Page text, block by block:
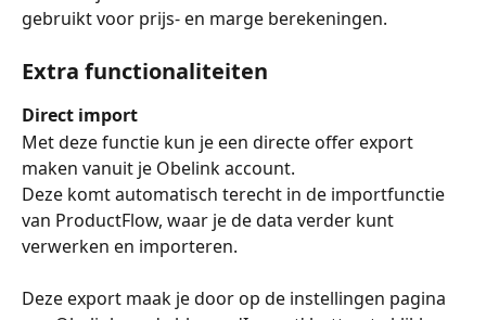
gebruikt voor prijs- en marge berekeningen.
Extra functionaliteiten
Direct import
Met deze functie kun je een directe offer export
maken vanuit je Obelink account.
Deze komt automatisch terecht in de importfunctie
van ProductFlow, waar je de data verder kunt
verwerken en importeren.
Deze export maak je door op de instellingen pagina